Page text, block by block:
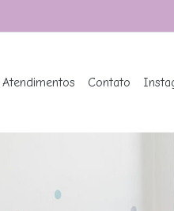
Atendimentos Contato